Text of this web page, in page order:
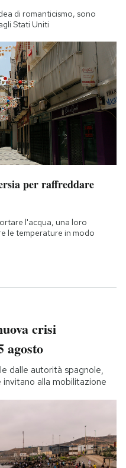
di romanticismo, sono
Stati Uniti
per raffreddare
l'acqua, una loro
le temperature in modo
crisi
agosto
dalle autorità spagnole,
alla mobilitazione